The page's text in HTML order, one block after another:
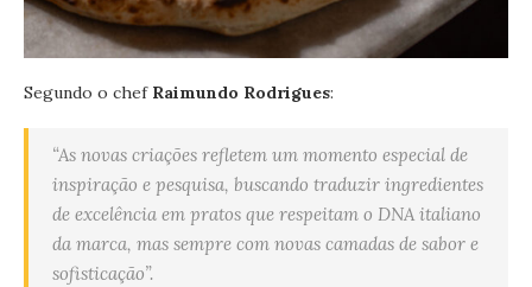
Segundo o chef Raimundo Rodrigues:
“As novas criações refletem um momento especial de
inspiração e pesquisa, buscando traduzir ingredientes
de excelência em pratos que respeitam o DNA italiano
da marca, mas sempre com novas camadas de sabor e
sofisticação”.